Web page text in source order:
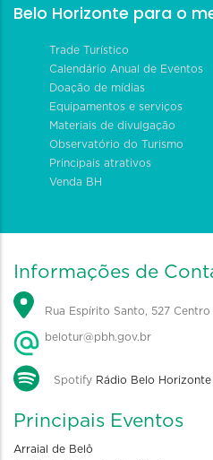
Belo Horizonte para o
Trade Turístico
Calendário Anual de Eventos
Doação de mídias
Equipamentos e serviços
Materiais de divulgação
Observatório do Turismo
Principais atrativos
Venda BH
Informações de
Rua Espírito Santo, 527
belotur@pbh.gov.br
Spotify Rádio Belo Horizonte
Principais Eventos
Arraial de Belô